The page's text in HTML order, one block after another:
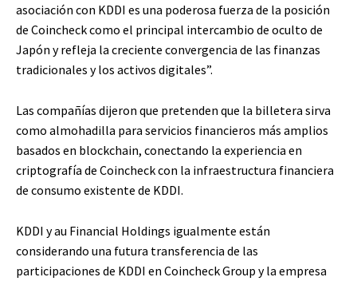
asociación con KDDI es una poderosa fuerza de la posición
de Coincheck como el principal intercambio de oculto de
Japón y refleja la creciente convergencia de las finanzas
tradicionales y los activos digitales”.
Las compañías dijeron que pretenden que la billetera sirva
como almohadilla para servicios financieros más amplios
basados ​​en blockchain, conectando la experiencia en
criptografía de Coincheck con la infraestructura financiera
de consumo existente de KDDI.
KDDI y au Financial Holdings igualmente están
considerando una futura transferencia de las
participaciones de KDDI en Coincheck Group y la empresa